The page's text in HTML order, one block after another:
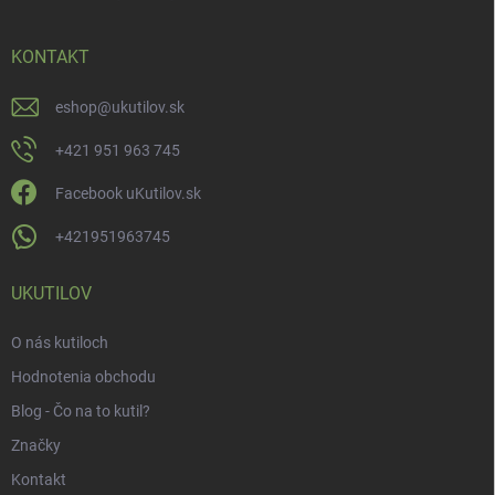
KONTAKT
eshop@ukutilov.sk
+421 951 963 745
Facebook uKutilov.sk
+421951963745
UKUTILOV
O nás kutiloch
Hodnotenia obchodu
Blog - Čo na to kutil?
Značky
Kontakt